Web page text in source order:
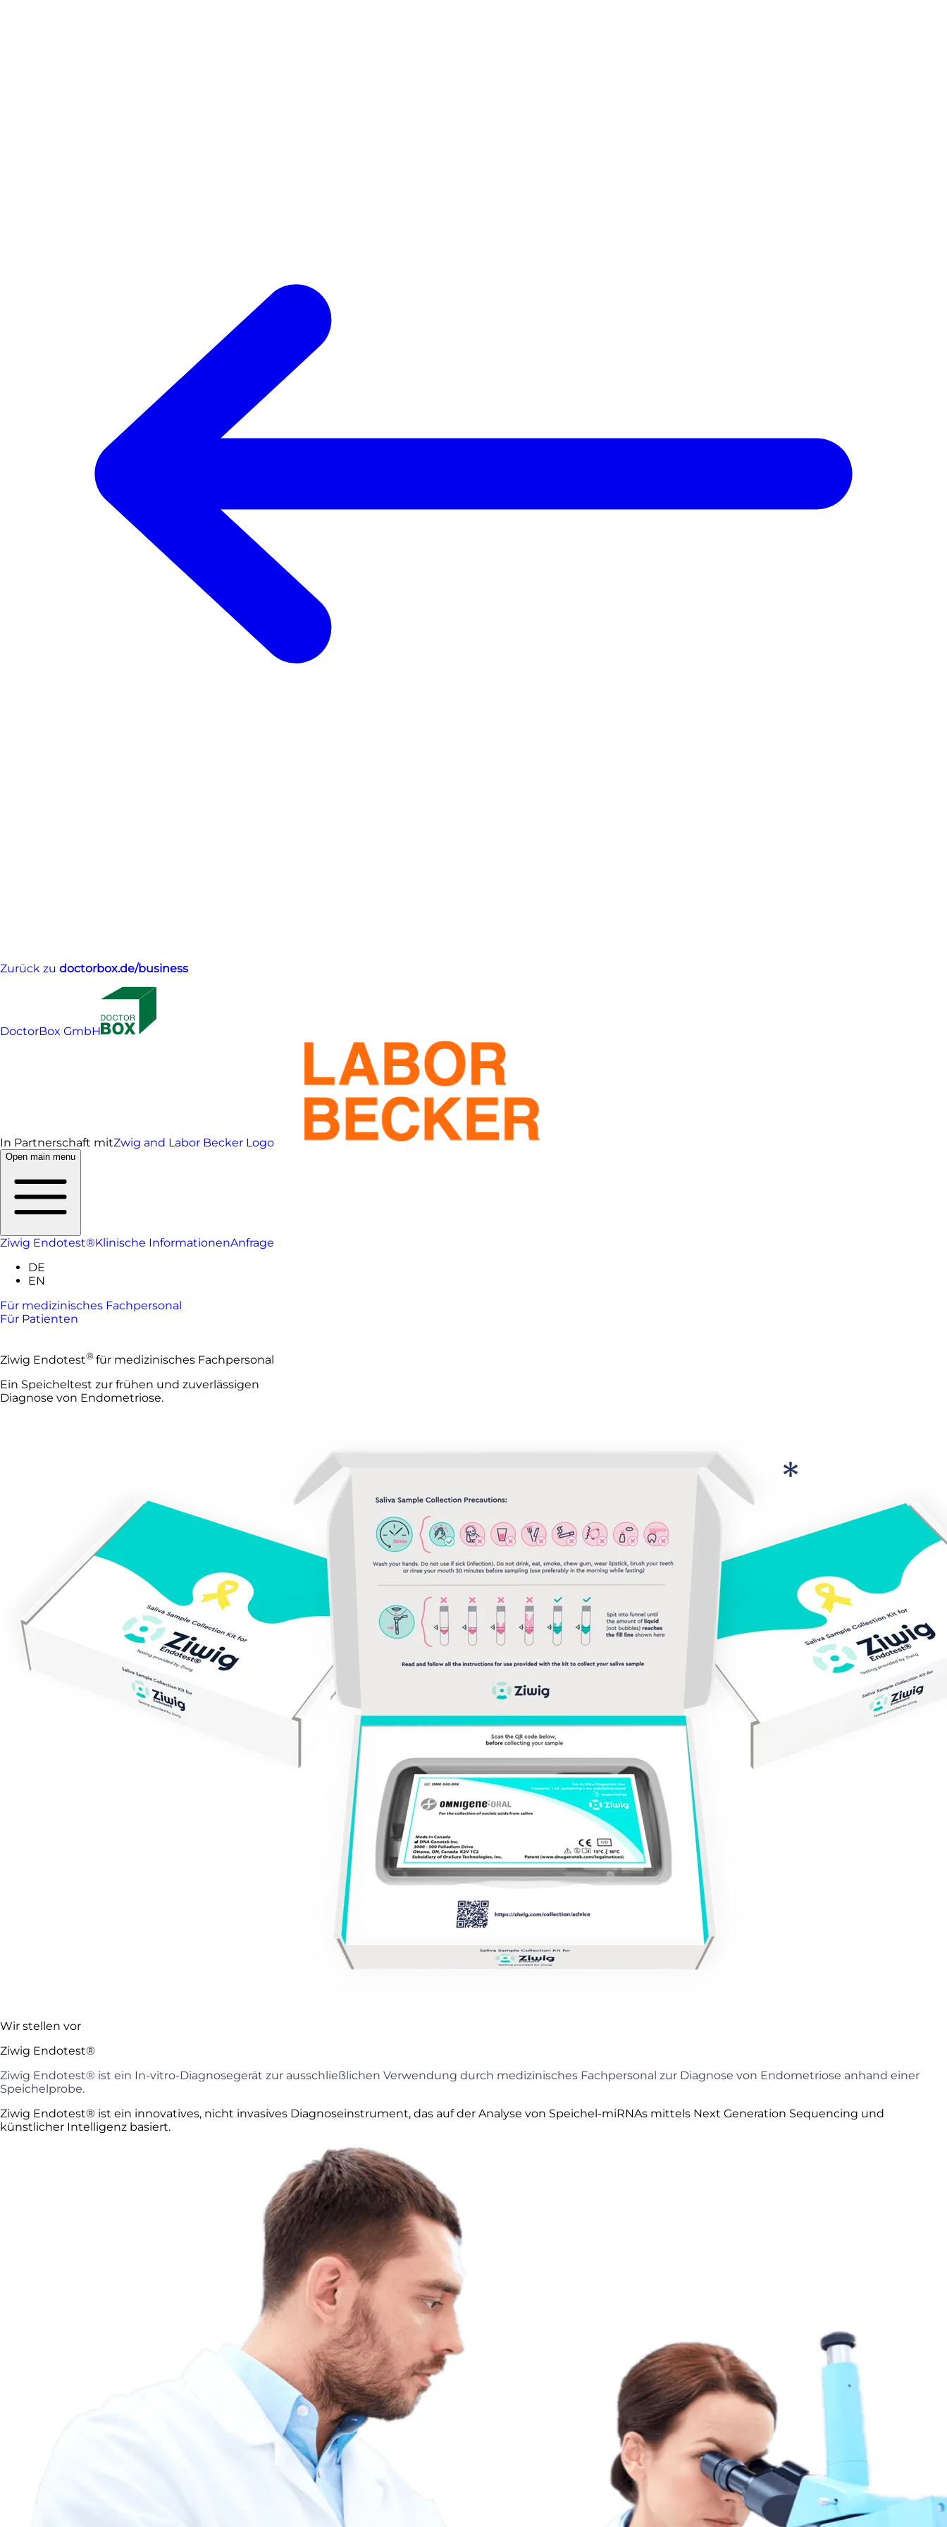
Zurück zu doctorbox.de/business
DoctorBox GmbH
In Partnerschaft mitZwig and Labor Becker Logo
Open main menu
Ziwig Endotest®Klinische InformationenAnfrage
DE
EN
Für medizinisches Fachpersonal
Für Patienten
Ziwig Endotest® für medizinisches Fachpersonal
Ein Speicheltest zur frühen und zuverlässigen
Diagnose von Endometriose.
Wir stellen vor
Ziwig Endotest®
Ziwig Endotest® ist ein In-vitro-Diagnosegerät zur ausschließlichen Verwendung durch medizinisches Fachpersonal zur Diagnose von Endometriose anhand einer
Speichelprobe.
Ziwig Endotest® ist ein innovatives, nicht invasives Diagnoseinstrument, das auf der Analyse von Speichel-miRNAs mittels Next Generation Sequencing und
künstlicher Intelligenz basiert.